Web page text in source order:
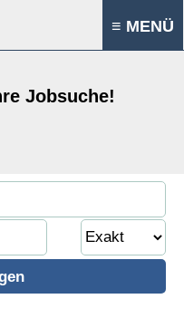
≡ MENÜ
Jobsuche!